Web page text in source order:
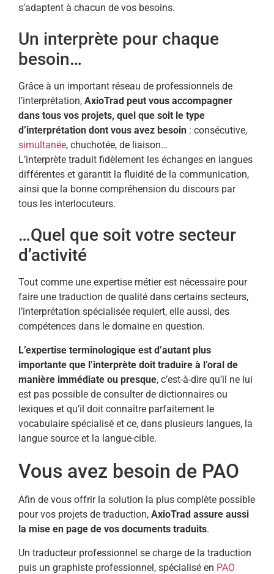
s’adaptent à chacun de vos besoins.
Un interprète pour chaque
besoin…
Grâce à un important réseau de professionnels de
l’interprétation, AxioTrad peut vous accompagner
dans tous vos projets, quel que soit le type
d’interprétation dont vous avez besoin : consécutive,
simultanée, chuchotée, de liaison…
L’interprète traduit fidèlement les échanges en langues
différentes et garantit la fluidité de la communication,
ainsi que la bonne compréhension du discours par
tous les interlocuteurs.
…Quel que soit votre secteur
d’activité
Tout comme une expertise métier est nécessaire pour
faire une traduction de qualité dans certains secteurs,
l’interprétation spécialisée requiert, elle aussi, des
compétences dans le domaine en question.
L’expertise terminologique est d’autant plus
importante que l’interprète doit traduire à l’oral de
manière immédiate ou presque, c’est-à-dire qu’il ne lui
est pas possible de consulter de dictionnaires ou
lexiques et qu’il doit connaître parfaitement le
vocabulaire spécialisé et ce, dans plusieurs langues, la
langue source et la langue-cible.
Vous avez besoin de PAO
Afin de vous offrir la solution la plus complète possible
pour vos projets de traduction, AxioTrad assure aussi
la mise en page de vos documents traduits.
Un traducteur professionnel se charge de la traduction
puis un graphiste professionnel, spécialisé en PAO